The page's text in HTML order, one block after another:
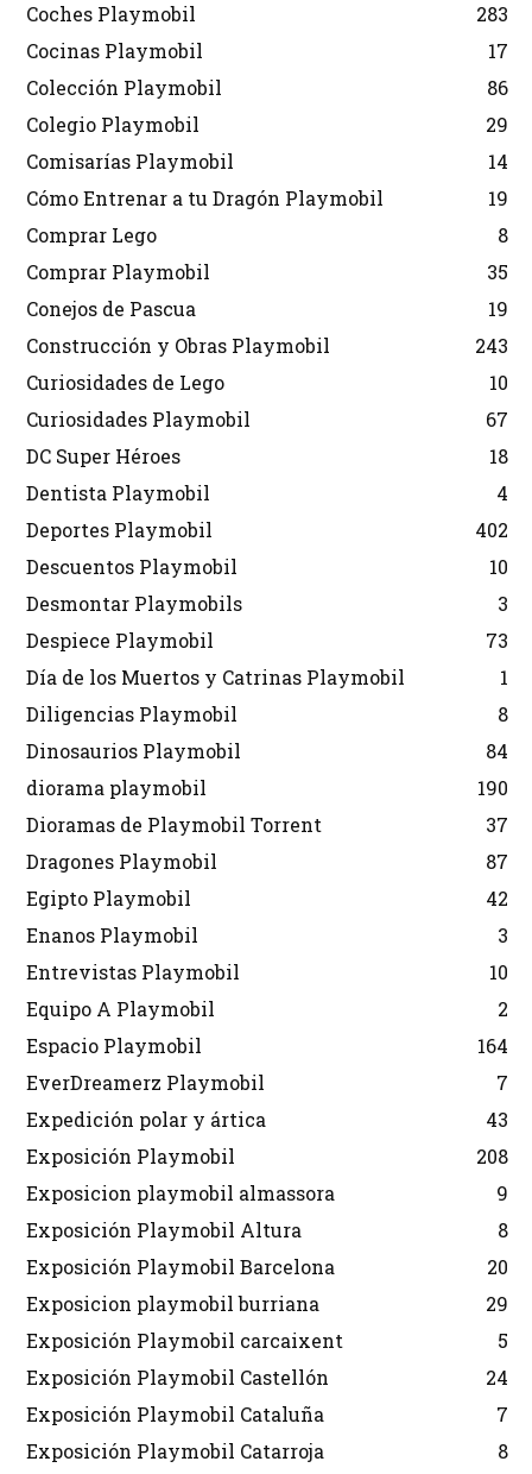
Coches Playmobil
283
Cocinas Playmobil
17
Colección Playmobil
86
Colegio Playmobil
29
Comisarías Playmobil
14
Cómo Entrenar a tu Dragón Playmobil
19
Comprar Lego
8
Comprar Playmobil
35
Conejos de Pascua
19
Construcción y Obras Playmobil
243
Curiosidades de Lego
10
Curiosidades Playmobil
67
DC Super Héroes
18
Dentista Playmobil
4
Deportes Playmobil
402
Descuentos Playmobil
10
Desmontar Playmobils
3
Despiece Playmobil
73
Día de los Muertos y Catrinas Playmobil
1
Diligencias Playmobil
8
Dinosaurios Playmobil
84
diorama playmobil
190
Dioramas de Playmobil Torrent
37
Dragones Playmobil
87
Egipto Playmobil
42
Enanos Playmobil
3
Entrevistas Playmobil
10
Equipo A Playmobil
2
Espacio Playmobil
164
EverDreamerz Playmobil
7
Expedición polar y ártica
43
Exposición Playmobil
208
Exposicion playmobil almassora
9
Exposición Playmobil Altura
8
Exposición Playmobil Barcelona
20
Exposicion playmobil burriana
29
Exposición Playmobil carcaixent
5
Exposición Playmobil Castellón
24
Exposición Playmobil Cataluña
7
Exposición Playmobil Catarroja
8